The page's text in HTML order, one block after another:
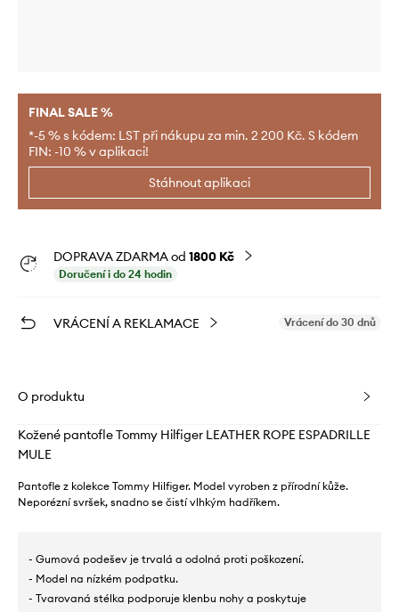
FINAL SALE %
*-5 % s kódem: LST při nákupu za min. 2 200 Kč. S kódem
FIN: -10 % v aplikaci!
Stáhnout aplikaci
DOPRAVA ZDARMA od 1800 Kč
Doručení i do 24 hodin
VRÁCENÍ A REKLAMACE Vrácení do 30 dnů
O produktu
Kožené pantofle Tommy Hilfiger LEATHER ROPE ESPADRILLE
MULE
Pantofle z kolekce Tommy Hilfiger. Model vyroben z přírodní kůže.
Neporézní svršek, snadno se čistí vlhkým hadříkem.
- Gumová podešev je trvalá a odolná proti poškození.
- Model na nízkém podpatku.
- Tvarovaná stélka podporuje klenbu nohy a poskytuje